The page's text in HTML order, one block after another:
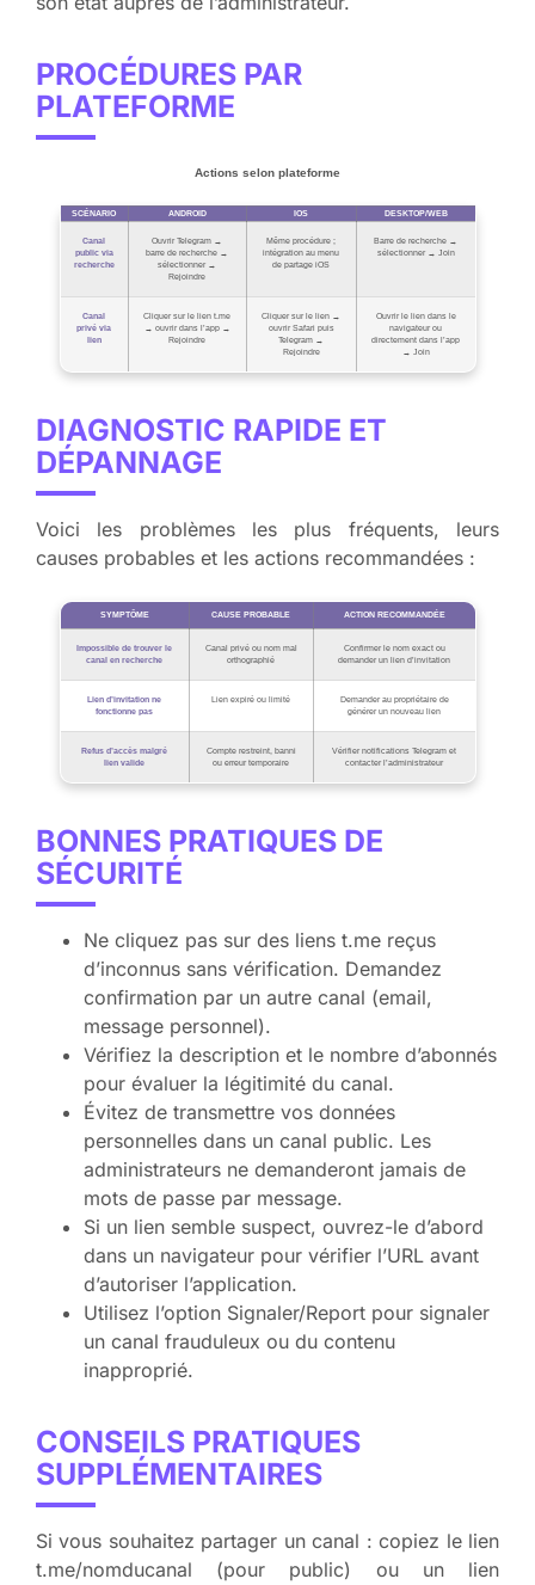
PROCÉDURES PAR
PLATEFORME
Actions selon plateforme
SCÉNARIO ANDROID IOS DESKTOP/WEB
Canal
public via
recherche
Ouvrir Telegram →
barre de recherche →
sélectionner →
Rejoindre
Même procédure ;
intégration au menu
de partage iOS
Barre de recherche →
sélectionner → Join
Canal
privé via
lien
Cliquer sur le lien t.me
→ ouvrir dans l’app →
Rejoindre
Cliquer sur le lien →
ouvrir Safari puis
Telegram →
Rejoindre
Ouvrir le lien dans le
navigateur ou
directement dans l’app
→ Join
DIAGNOSTIC RAPIDE ET
DÉPANNAGE
Voici les problèmes les plus fréquents, leurs
causes probables et les actions recommandées :
SYMPTÔME CAUSE PROBABLE ACTION RECOMMANDÉE
Impossible de trouver le
canal en recherche
Canal privé ou nom mal
orthographié
Confirmer le nom exact ou
demander un lien d’invitation
Lien d’invitation ne
fonctionne pas
Lien expiré ou limité
Demander au propriétaire de
générer un nouveau lien
Refus d’accès malgré
lien valide
Compte restreint, banni
ou erreur temporaire
Vérifier notifications Telegram et
contacter l’administrateur
BONNES PRATIQUES DE
SÉCURITÉ
Ne cliquez pas sur des liens t.me reçus
d’inconnus sans vérification. Demandez
confirmation par un autre canal (email,
message personnel).
Vérifiez la description et le nombre d’abonnés
pour évaluer la légitimité du canal.
Évitez de transmettre vos données
personnelles dans un canal public. Les
administrateurs ne demanderont jamais de
mots de passe par message.
Si un lien semble suspect, ouvrez-le d’abord
dans un navigateur pour vérifier l’URL avant
d’autoriser l’application.
Utilisez l’option Signaler/Report pour signaler
un canal frauduleux ou du contenu
inapproprié.
CONSEILS PRATIQUES
SUPPLÉMENTAIRES
Si vous souhaitez partager un canal : copiez le lien
t.me/nomducanal (pour public) ou un lien